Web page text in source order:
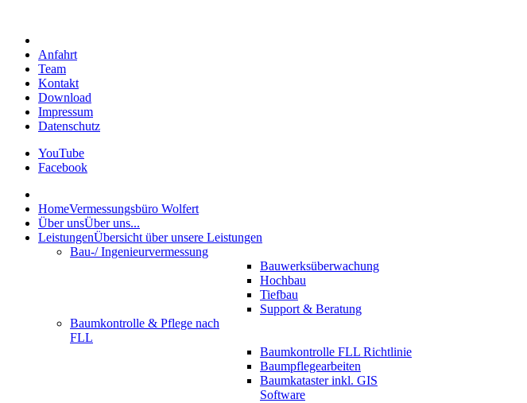
Anfahrt
Team
Kontakt
Download
Impressum
Datenschutz
YouTube
Facebook
HomeVermessungsbüro Wolfert
Über unsÜber uns...
LeistungenÜbersicht über unsere Leistungen
Bau-/ Ingenieurvermessung
Bauwerksüberwachung
Hochbau
Tiefbau
Support & Beratung
Baumkontrolle & Pflege nach
FLL
Baumkontrolle FLL Richtlinie
Baumpflegearbeiten
Baumkataster inkl. GIS
Software